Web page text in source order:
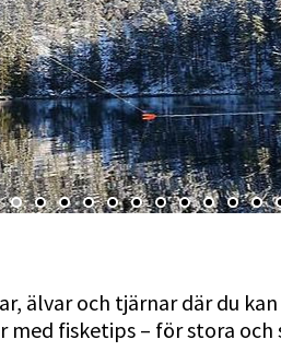
älvar och tjärnar där du
med fisketips – för stora och